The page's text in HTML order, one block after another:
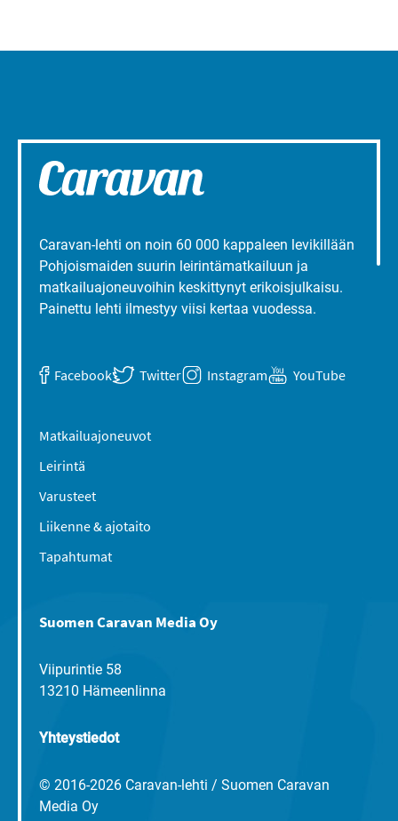
Caravan-lehti on noin 60 000 kappaleen levikillään
Pohjoismaiden suurin leirintämatkailuun ja
matkailuajoneuvoihin keskittynyt erikoisjulkaisu.
Painettu lehti ilmestyy viisi kertaa vuodessa.
Facebook Twitter Instagram YouTube
Matkailuajoneuvot
Leirintä
Varusteet
Liikenne & ajotaito
Tapahtumat
Suomen Caravan Media Oy
Viipurintie 58
13210 Hämeenlinna
Yhteystiedot
© 2016-2026 Caravan-lehti / Suomen Caravan
Media Oy